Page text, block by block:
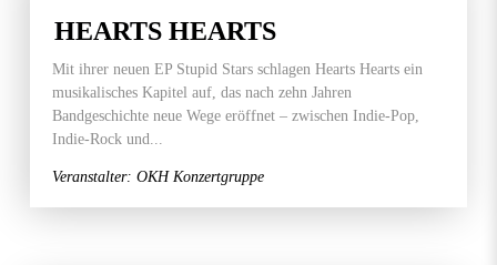
HEARTS HEARTS
Mit ihrer neuen EP Stupid Stars schlagen Hearts Hearts ein
musikalisches Kapitel auf, das nach zehn Jahren
Bandgeschichte neue Wege eröffnet – zwischen Indie-Pop,
Indie-Rock und...
Veranstalter: OKH Konzertgruppe